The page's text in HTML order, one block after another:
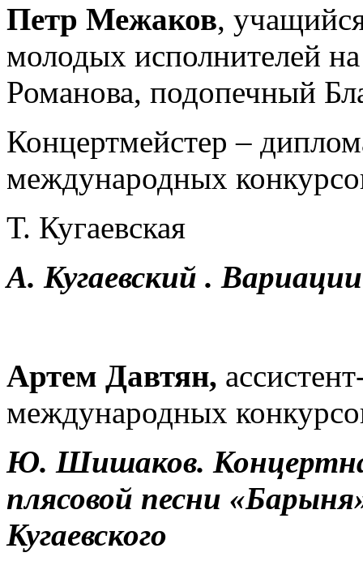
Петр Межаков,
молодых исполнителей
Романова, подопечный
Концертмейстер –
международных
Т. Кугаевская
А. Кугаевский .
Артем Давтян,
международных
Ю. Шишаков.
плясовой песни
Кугаевского